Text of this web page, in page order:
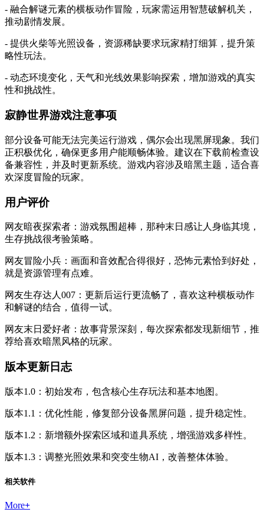
- 融合解谜元素的横板动作冒险，玩家需运用智慧破解机关，
推动剧情发展。
- 提供火柴等光照设备，资源稀缺要求玩家精打细算，提升策
略性玩法。
- 动态环境变化，天气和光线效果影响探索，增加游戏的真实
性和挑战性。
寂静世界游戏注意事项
部分设备可能无法完美运行游戏，偶尔会出现黑屏现象。我们
正积极优化，确保更多用户能顺畅体验。建议在下载前检查设
备兼容性，并及时更新系统。游戏内容涉及暗黑主题，适合喜
欢深度冒险的玩家。
用户评价
网友暗夜探索者：游戏氛围超棒，那种末日感让人身临其境，
生存挑战很考验策略。
网友冒险小兵：画面和音效配合得很好，恐怖元素恰到好处，
就是资源管理有点难。
网友生存达人007：更新后运行更流畅了，喜欢这种横板动作
和解谜的结合，值得一试。
网友末日爱好者：故事背景深刻，每次探索都发现新细节，推
荐给喜欢暗黑风格的玩家。
版本更新日志
版本1.0：初始发布，包含核心生存玩法和基本地图。
版本1.1：优化性能，修复部分设备黑屏问题，提升稳定性。
版本1.2：新增额外探索区域和道具系统，增强游戏多样性。
版本1.3：调整光照效果和突变生物AI，改善整体体验。
相关软件
More+